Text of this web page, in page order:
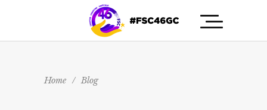
Home / Blog